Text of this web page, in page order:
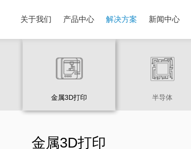
关于我们 产品中心 解决方案 新闻中心
金属3D打印 半导体
金属3D打印